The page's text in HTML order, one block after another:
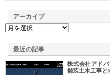
アーカイブ
最近の記事
株式会社アド
舗装土木工事と